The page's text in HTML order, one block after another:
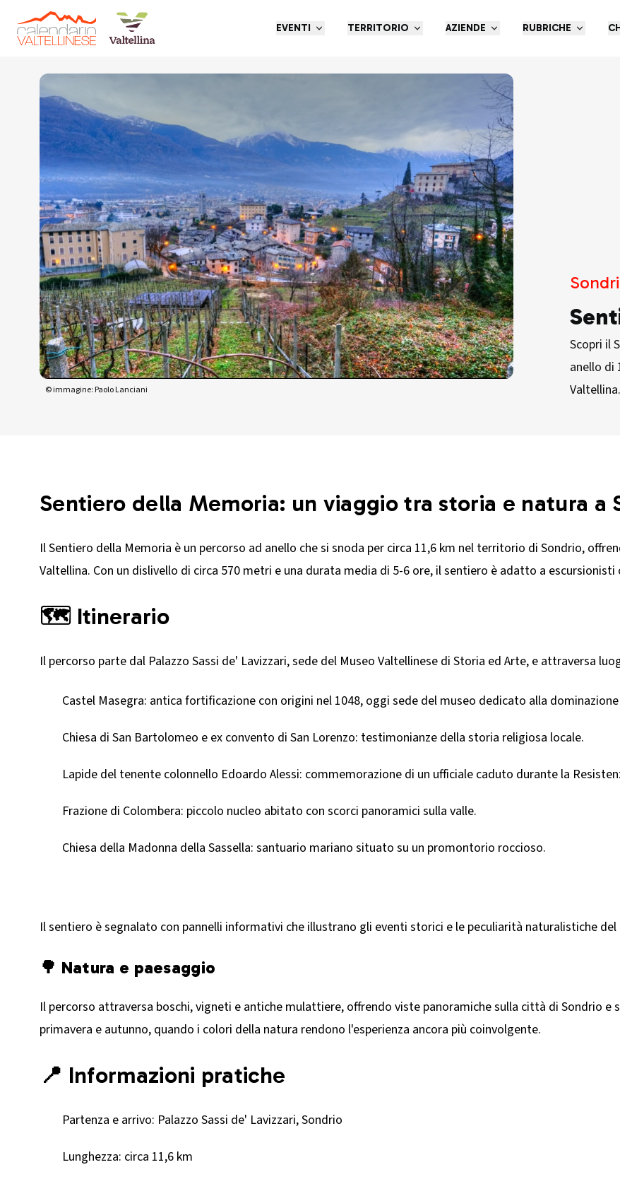
EVENTI TERRITORIO AZIENDE RUBRICHE
Torna indietro
© immagine: Paolo Lanciani
Scopri il
anello di
Valtellina.
Sentiero della Memoria: un viaggio tra storia e natura a
Il Sentiero della Memoria è un percorso ad anello che si snoda per circa 11,6 km nel territorio di Sondrio,
Valtellina. Con un dislivello di circa 570 metri e una durata media di 5-6 ore, il sentiero è adatto a
🗺️ Itinerario
Il percorso parte dal Palazzo Sassi de' Lavizzari, sede del Museo Valtellinese di Storia ed Arte, e attraversa
Castel Masegra: antica fortificazione con origini nel 1048, oggi sede del museo dedicato alla
Chiesa di San Bartolomeo e ex convento di San Lorenzo: testimonianze della storia religiosa locale.​
Lapide del tenente colonnello Edoardo Alessi: commemorazione di un ufficiale caduto durante la
Frazione di Colombera: piccolo nucleo abitato con scorci panoramici sulla valle.​
Chiesa della Madonna della Sassella: santuario mariano situato su un promontorio roccioso.​
Il sentiero è segnalato con pannelli informativi che illustrano gli eventi storici e le peculiarità naturalistiche
🌳 Natura e paesaggio
Il percorso attraversa boschi, vigneti e antiche mulattiere, offrendo viste panoramiche sulla città di Sondrio
primavera e autunno, quando i colori della natura rendono l'esperienza ancora più coinvolgente.​
📍 Informazioni pratiche
Partenza e arrivo: Palazzo Sassi de' Lavizzari, Sondrio​
Lunghezza: circa 11,6 km​